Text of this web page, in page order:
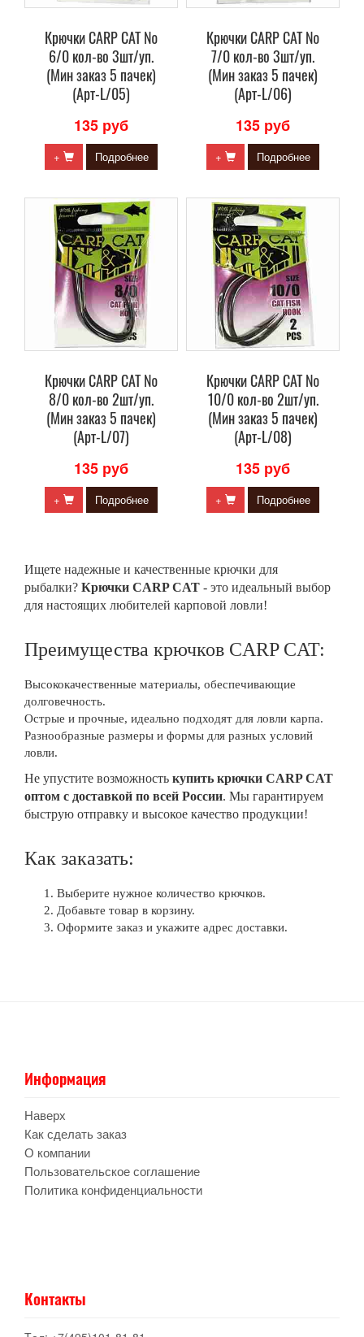
Крючки CARP CAT №
6/0 кол-во 3шт/уп.
(Мин заказ 5 пачек)
(Арт-L/05)
135 руб
+ Подробнее
Крючки CARP CAT №
7/0 кол-во 3шт/уп.
(Мин заказ 5 пачек)
(Арт-L/06)
135 руб
+ Подробнее
Крючки CARP CAT №
8/0 кол-во 2шт/уп.
(Мин заказ 5 пачек)
(Арт-L/07)
135 руб
+ Подробнее
Крючки CARP CAT №
10/0 кол-во 2шт/уп.
(Мин заказ 5 пачек)
(Арт-L/08)
135 руб
+ Подробнее
Ищете надежные и качественные крючки для
рыбалки? Крючки CARP CAT - это идеальный выбор
для настоящих любителей карповой ловли!
Преимущества крючков CARP CAT:
Высококачественные материалы, обеспечивающие
долговечность.
Острые и прочные, идеально подходят для ловли карпа.
Разнообразные размеры и формы для разных условий
ловли.
Не упустите возможность купить крючки CARP CAT
оптом с доставкой по всей России. Мы гарантируем
быструю отправку и высокое качество продукции!
Как заказать:
Выберите нужное количество крючков.
Добавьте товар в корзину.
Оформите заказ и укажите адрес доставки.
Информация
Наверх
Как сделать заказ
О компании
Пользовательское соглашение
Политика конфиденциальности
Контакты